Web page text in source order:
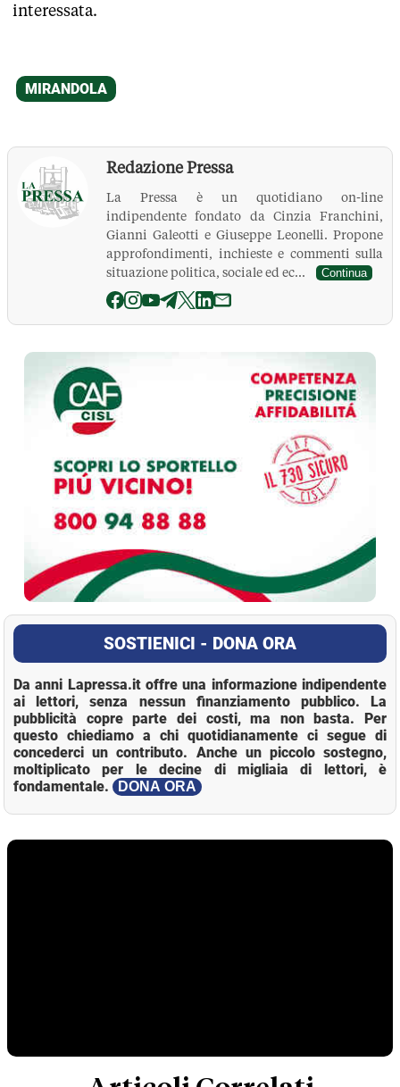
interessata.
Redazione Pressa
La Pressa è un quotidiano on-line
indipendente fondato da Cinzia Franchini,
Gianni Galeotti e Giuseppe Leonelli. Propone
approfondimenti, inchieste e commenti sulla
situazione politica, sociale ed ec...
Continua
La Pressa
SOSTIENICI - DONA ORA
Da anni Lapressa.it offre una informazione indipendente
ai lettori, senza nessun finanziamento pubblico. La
pubblicità copre parte dei costi, ma non basta. Per
questo chiediamo a chi quotidianamente ci segue di
concederci un contributo. Anche un piccolo sostegno,
moltiplicato per le decine di migliaia di lettori, è
fondamentale.
DONA ORA